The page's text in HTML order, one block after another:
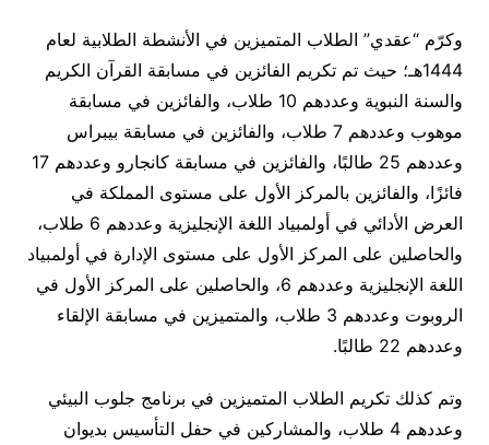
وكرّم “عقدي” الطلاب المتميزين في الأنشطة الطلابية لعام
1444هـ؛ حيث تم تكريم الفائزين في مسابقة القرآن الكريم
والسنة النبوية وعددهم 10 طلاب، والفائزين في مسابقة
موهوب وعددهم 7 طلاب، والفائزين في مسابقة بيبراس
وعددهم 25 طالبًا، والفائزين في مسابقة كانجارو وعددهم 17
فائزًا، والفائزين بالمركز الأول على مستوى المملكة في
العرض الأدائي في أولمبياد اللغة الإنجليزية وعددهم 6 طلاب،
والحاصلين على المركز الأول على مستوى الإدارة في أولمبياد
اللغة الإنجليزية وعددهم 6، والحاصلين على المركز الأول في
الروبوت وعددهم 3 طلاب، والمتميزين في مسابقة الإلقاء
وعددهم 22 طالبًا.
وتم كذلك تكريم الطلاب المتميزين في برنامج جلوب البيئي
وعددهم 4 طلاب، والمشاركين في حفل التأسيس بديوان